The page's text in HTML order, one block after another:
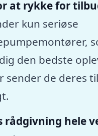
at rykke for
kun seriøse
den bedste
sender de deres
rådgivning hele